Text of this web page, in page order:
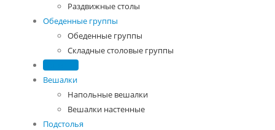
Раздвижные столы
Обеденные группы
Обеденные группы
Складные столовые группы
Банкетки
Вешалки
Напольные вешалки
Вешалки настенные
Подстолья